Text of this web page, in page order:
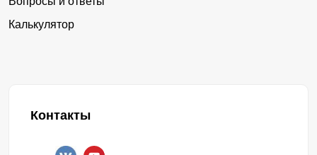
Калькулятор
Контакты